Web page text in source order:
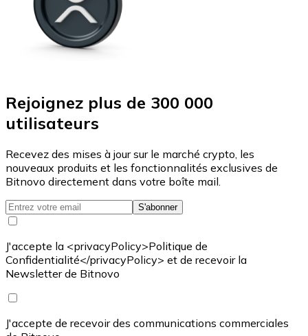
Rejoignez plus de 300 000
utilisateurs
Recevez des mises à jour sur le marché crypto, les
nouveaux produits et les fonctionnalités exclusives de
Bitnovo directement dans votre boîte mail.
S'abonner
J'accepte la <privacyPolicy>Politique de
Confidentialité</privacyPolicy> et de recevoir la
Newsletter de Bitnovo
J'accepte de recevoir des communications commerciales